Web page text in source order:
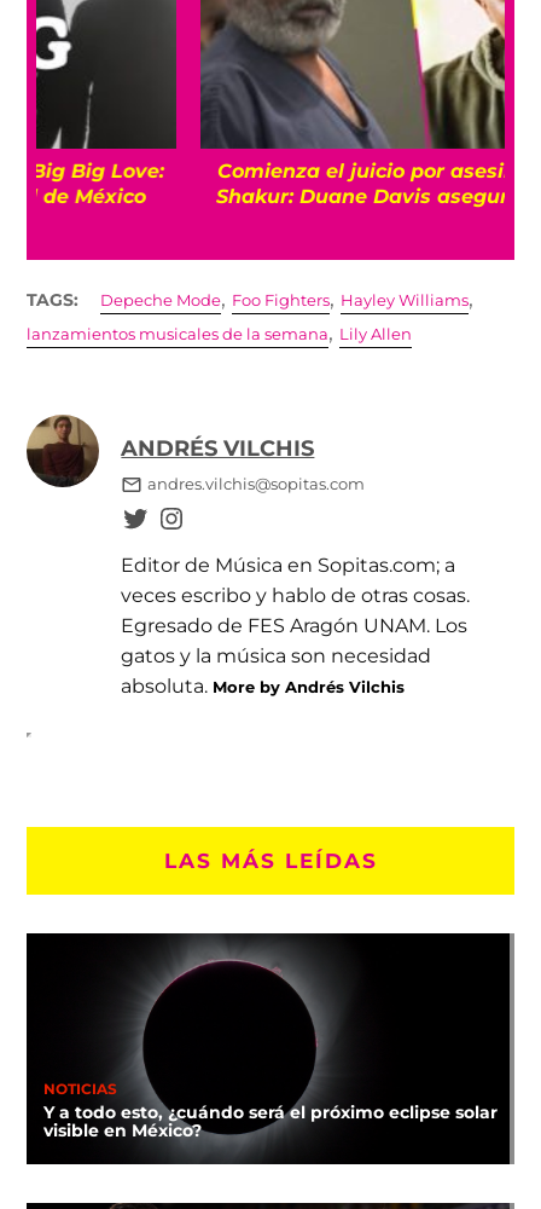
Comienza el juicio por asesinato de Tupac
Shakur: Duane Davis asegura ser inocente
TAGS: Depeche Mode, Foo Fighters, Hayley Williams,
lanzamientos musicales de la semana, Lily Allen
ANDRÉS VILCHIS
andres.vilchis@sopitas.com
Editor de Música en Sopitas.com; a
veces escribo y hablo de otras cosas.
Egresado de FES Aragón UNAM. Los
gatos y la música son necesidad
absoluta. More by Andrés Vilchis
LAS MÁS LEÍDAS
NOTICIAS
Y a todo esto, ¿cuándo será el próximo eclipse solar
visible en México?